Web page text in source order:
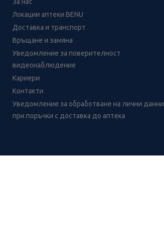
Локации аптеки BENU
Доставка и транспорт
Връщане и замяна
Уведомление за поверителност
видеонаблюдение
Кариери
Контакти
Уведомление за обработване на лични данни
при поръчки с доставка до аптека
Лесно ли се ориентираш в